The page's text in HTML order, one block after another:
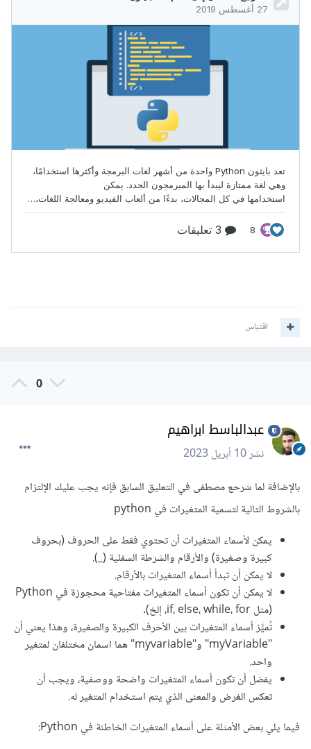
اقتباس
0
عبدالباسط ابراهيم
نشر10 أبريل 2023
بالإضافة لما شرحع مصطفى في التعليق السابق فإنه يجب عليك الإلتزام
بالشروط التالية لتسمية المتغيرات في python
يمكن لأسماء المتغيرات أن تحتوي فقط على الحروف (بحروف
كبيرة وصغيرة) والأرقام والشرطة السفلية (_).
لا يمكن أن تبدأ أسماء المتغيرات بالأرقام.
لا يمكن أن تكون أسماء المتغيرات مفتاحية محجوزة في Python
(مثل if، else، while، for، إلخ).
تُميِّز أسماء المتغيرات بين الأحرف الكبيرة والصغيرة، وهذا يعني أن
"myVariable" و"myvariable" هما اسمان مختلفان لمتغير
واحد.
يفضل أن تكون أسماء المتغيرات واضحة ووصفية، ويجب أن
تعكس الغرض والمعنى الذي يتم استخدام المتغير له.
فيما يلي بعض الأمثلة على أسماء المتغيرات الخاطئة في Python: